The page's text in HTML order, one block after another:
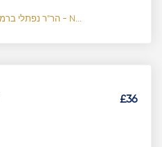
הר"ר נפתלי ברמ"א שלעזינגער - N...
£36